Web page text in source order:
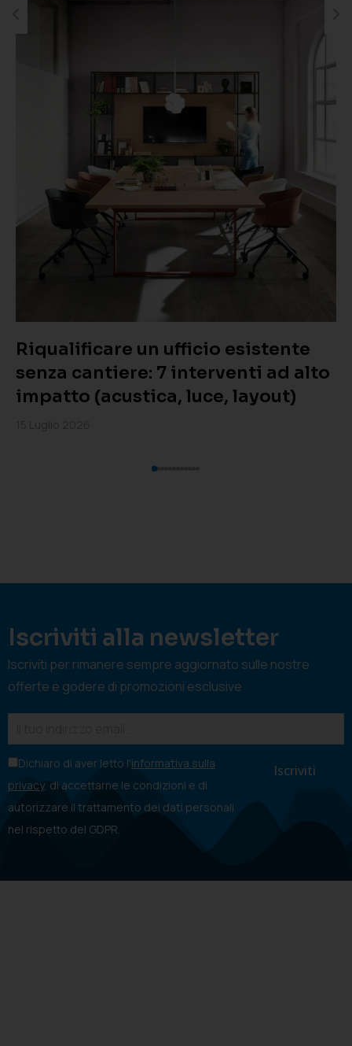
Riqualificare un ufficio esistente
senza cantiere: 7 interventi ad alto
impatto (acustica, luce, layout)
Iscriviti alla newsletter
Iscriviti per rimanere sempre aggiornato sulle nostre
offerte e godere di promozioni esclusive
Dichiaro di aver letto l'informativa sulla
privacy, di accettarne le condizioni e di
autorizzare il trattamento dei dati personali
nel rispetto del GDPR.